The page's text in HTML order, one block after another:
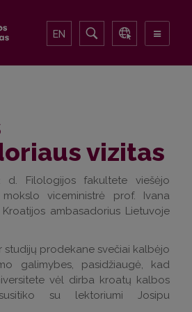
EN
vizitas
d. Filologijos fakultete viešėjo
viceministrė prof. Ivana
ambasadorius Lietuvoje
studijų prodekane svečiai kalbėjo
galimybes, pasidžiaugė, kad
vėl dirba kroatų kalbos
su lektoriumi Josipu